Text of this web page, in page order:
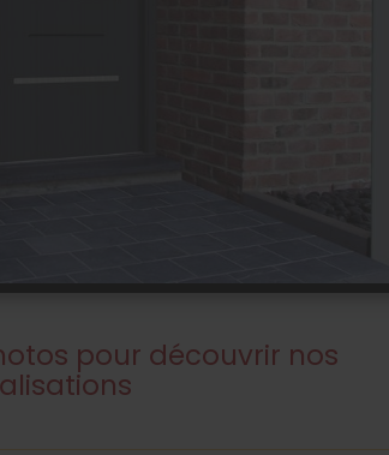
pour découvrir nos